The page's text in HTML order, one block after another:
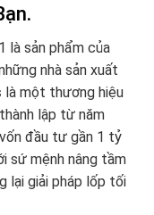
là sản phẩm của
nhà sản xuất
là một thương hiệu
lập từ năm
đầu tư gần 1 tỷ
sứ mệnh nâng tầm
lại giải pháp lốp tối